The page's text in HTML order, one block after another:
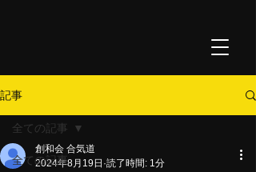
記事
全ての記事
全ての記事
創和会 合気道
2024年8月19日 読了時間: 1分